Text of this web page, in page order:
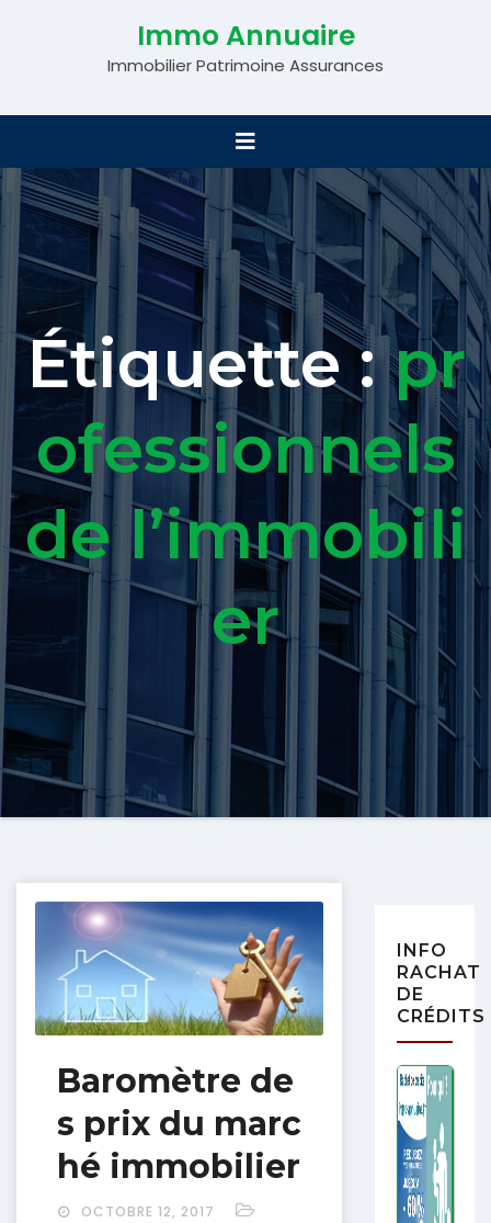
Immo Annuaire
Immobilier Patrimoine Assurances
Étiquette :pr
ofessionnels
de l’immobili
er
Baromètre de
s prix du marc
hé immobilier
OCTOBRE 12, 2017
INFO
RACHAT
DE
CRÉDITS